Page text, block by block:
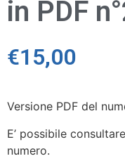
in PDF
€15,00
Versione PDF del
E’ possibile
numero.